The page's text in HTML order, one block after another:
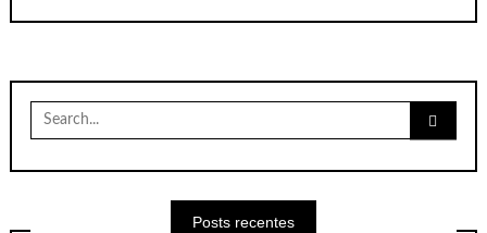
Search
for:
Posts recentes